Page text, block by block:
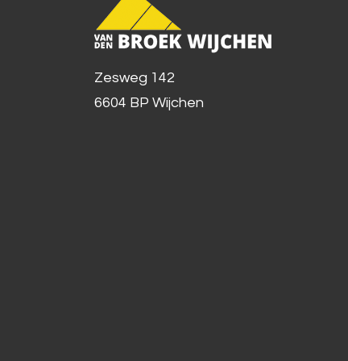
Zesweg 142
6604 BP Wijchen